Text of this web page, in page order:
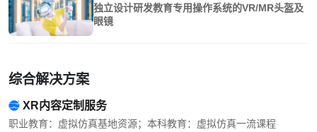
独立设计研发教育专用操作系统的VR/MR头盔及
眼镜
综合解决方案
XR内容定制服务
职业教育：虚拟仿真基地资源；本科教育：虚拟仿真一流课程